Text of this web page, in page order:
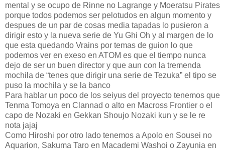
mental y se ocupo de Rinne no Lagrange y Moeratsu Pirates
porque todos podemos ser pelotudos en algun momento y
despues de un par de cosas media tapadas lo pusieron a
dirigir esto y la nueva serie de Yu Ghi Oh y al margen de lo
que esta quedando Vrains por temas de guion lo que
podemos ver en exeso en ATOM es que el tiempo nunca
dejo de ser un buen director y que aun con la tremenda
mochila de “tenes que dirigir una serie de Tezuka” el tipo se
puso la mochila y se la banco
Para hablar un poco de los seiyus del proyecto tenemos que
Tenma Tomoya en Clannad o alto en Macross Frontier o el
capo de Nozaki en Gekkan Shoujo Nozaki kun y se le re
nota jajaj
Como Hiroshi por otro lado tenemos a Apolo en Sousei no
Aquarion, Sakuma Taro en Macademi Washoi o Zayunia en